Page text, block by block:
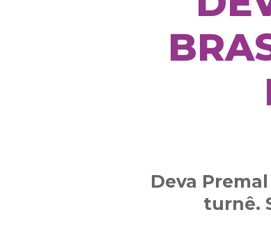
Deva
turnê.